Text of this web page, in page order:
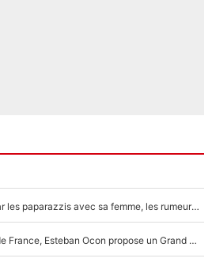
F1 : Charles Leclerc surpris par les paparazzis avec sa femme, les rumeurs étaient vraies !
Comme pour le final du Tour de France, Esteban Ocon propose un Grand Prix de Formule 1 à Paris : «Autour de l’Arc de Triomphe, ce serait génial» !